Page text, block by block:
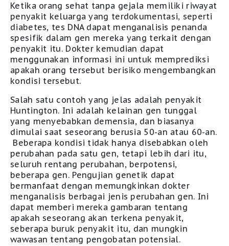
Ketika orang sehat tanpa gejala memiliki riwayat
penyakit keluarga yang terdokumentasi, seperti
diabetes, tes DNA dapat menganalisis penanda
spesifik dalam gen mereka yang terkait dengan
penyakit itu. Dokter kemudian dapat
menggunakan informasi ini untuk memprediksi
apakah orang tersebut berisiko mengembangkan
kondisi tersebut.
Salah satu contoh yang jelas adalah penyakit
Huntington. Ini adalah kelainan gen tunggal
yang menyebabkan demensia, dan biasanya
dimulai saat seseorang berusia 50-an atau 60-an.
Beberapa kondisi tidak hanya disebabkan oleh
perubahan pada satu gen, tetapi lebih dari itu,
seluruh rentang perubahan, berpotensi,
beberapa gen. Pengujian genetik dapat
bermanfaat dengan memungkinkan dokter
menganalisis berbagai jenis perubahan gen. Ini
dapat memberi mereka gambaran tentang
apakah seseorang akan terkena penyakit,
seberapa buruk penyakit itu, dan mungkin
wawasan tentang pengobatan potensial.